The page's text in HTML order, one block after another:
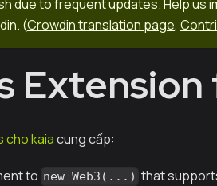
due to frequent updates. Help us
(Crowdin translation page,
Extension
cho kaiacung cấp:
to new Web3(...) that